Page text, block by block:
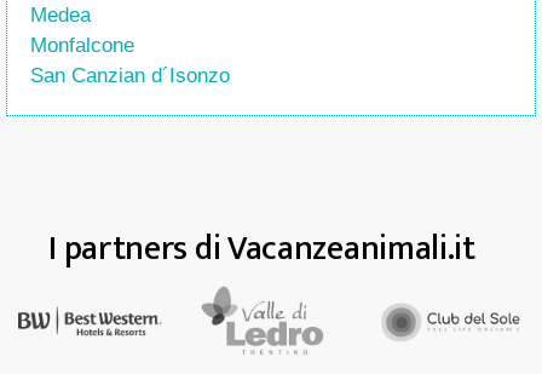
Medea
Monfalcone
San Canzian d´Isonzo
I partners di Vacanzeanimali.it